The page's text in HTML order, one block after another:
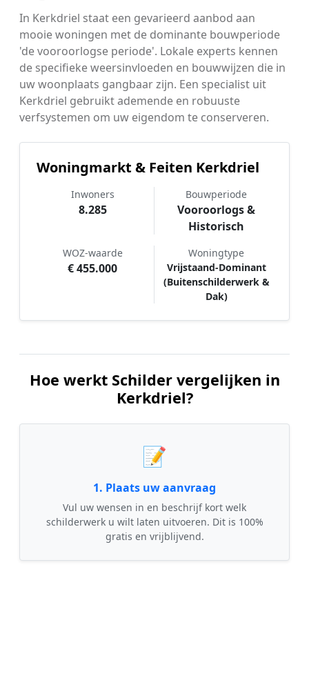
In Kerkdriel staat een gevarieerd aanbod aan
mooie woningen met de dominante bouwperiode
'de vooroorlogse periode'. Lokale experts kennen
de specifieke weersinvloeden en bouwwijzen die in
uw woonplaats gangbaar zijn. Een specialist uit
Kerkdriel gebruikt ademende en robuuste
verfsystemen om uw eigendom te conserveren.
Woningmarkt & Feiten Kerkdriel
Inwoners
8.285
Bouwperiode
Vooroorlogs &
Historisch
WOZ-waarde
€ 455.000
Woningtype
Vrijstaand-Dominant
(Buitenschilderwerk &
Dak)
Hoe werkt Schilder vergelijken in
Kerkdriel?
📝
1. Plaats uw aanvraag
Vul uw wensen in en beschrijf kort welk
schilderwerk u wilt laten uitvoeren. Dit is 100%
gratis en vrijblijvend.